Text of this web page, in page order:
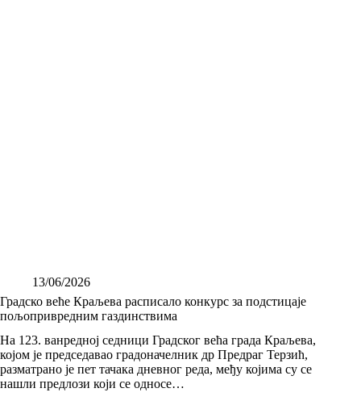
13/06/2026
Градско веће Краљева расписало конкурс за подстицаје
пољопривредним газдинствима
На 123. ванредној седници Градског већа града Краљева,
којом је председавао градоначелник др Предраг Терзић,
разматрано је пет тачака дневног реда, међу којима су се
нашли предлози који се односе…